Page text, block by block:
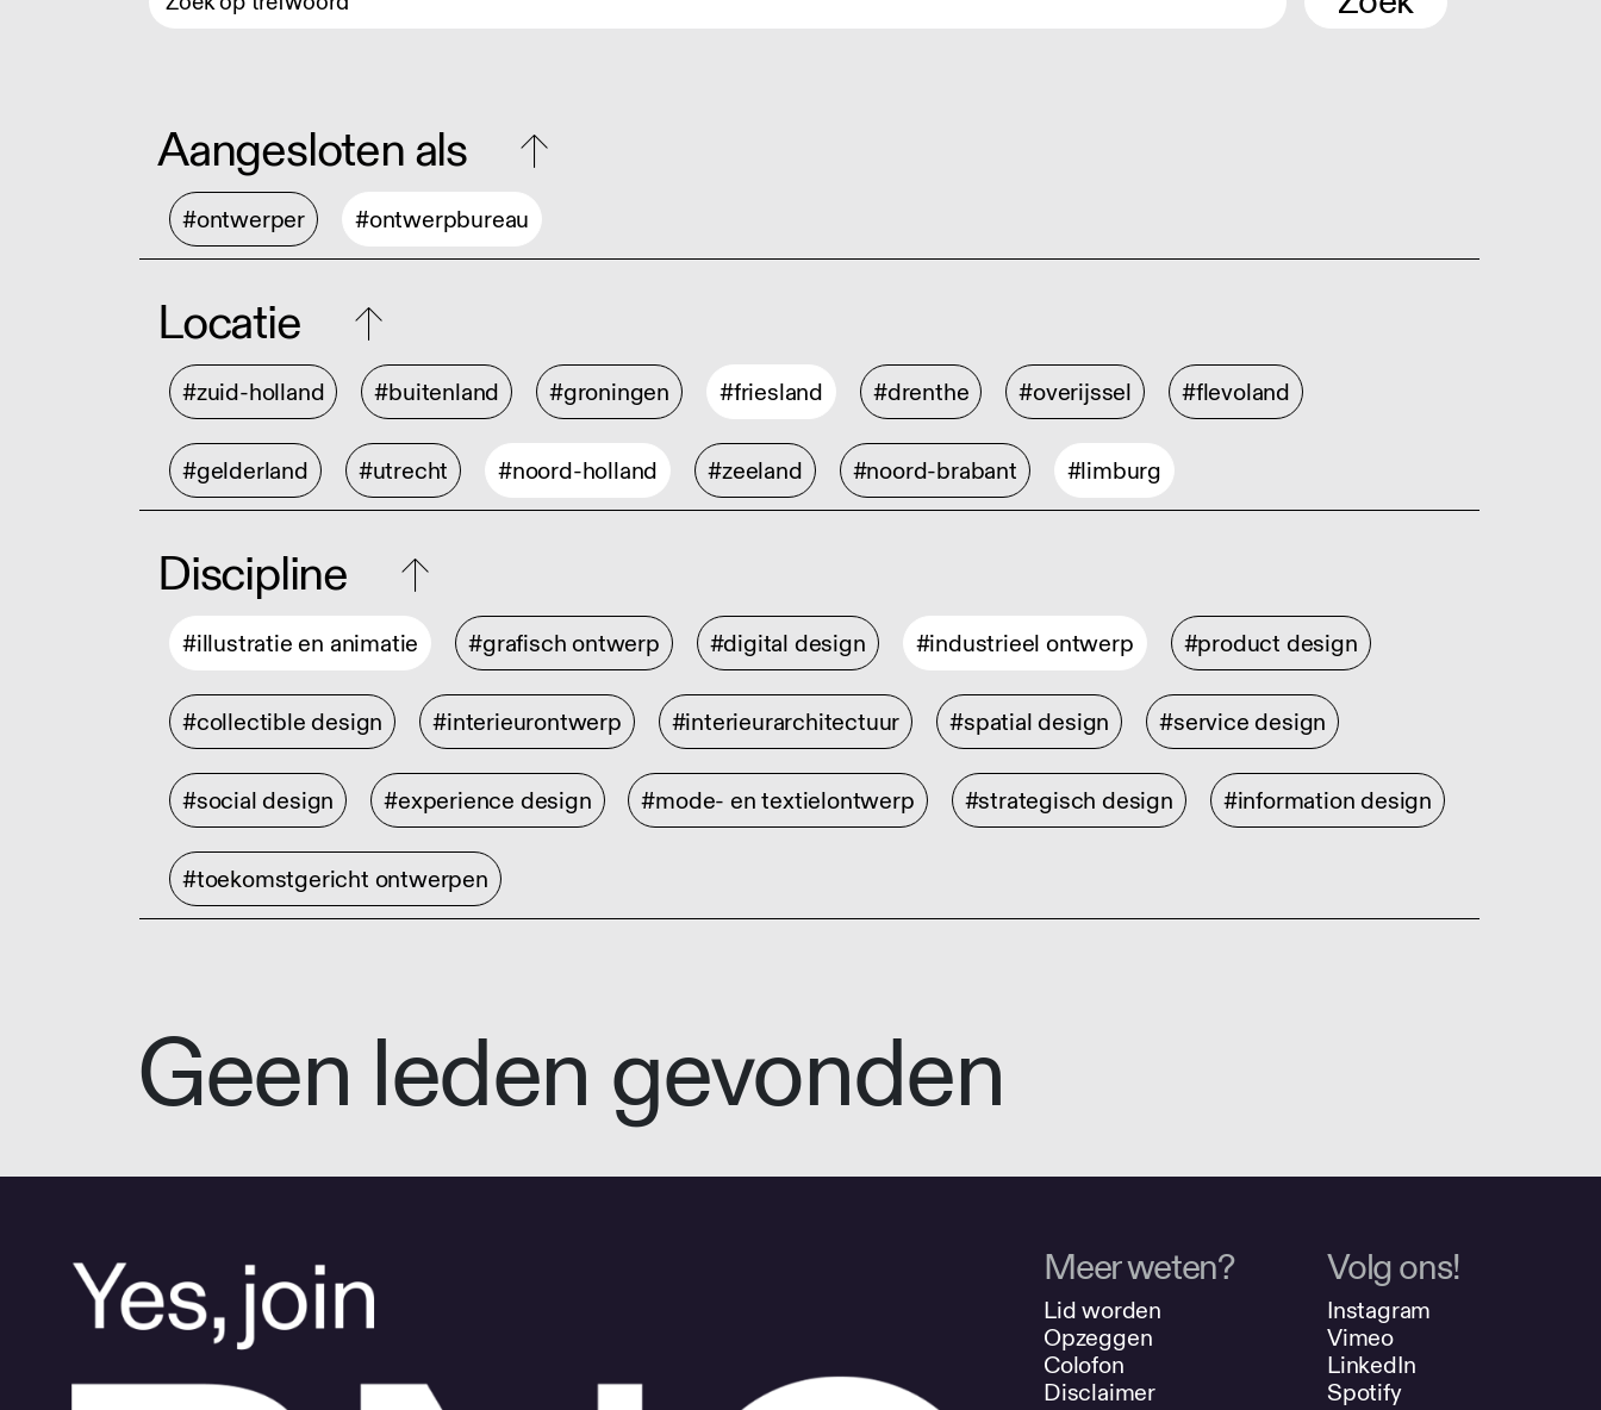
Aangesloten als
#ontwerper #ontwerpbureau
Locatie
#zuid-holland #buitenland #groningen #friesland #drenthe #overijssel #flevoland
#gelderland #utrecht #noord-holland #zeeland #noord-brabant #limburg
Discipline
#illustratie en animatie #grafisch ontwerp #digital design #industrieel ontwerp #product design
#collectible design #interieurontwerp #interieurarchitectuur #spatial design #service design
#social design #experience design #mode- en textielontwerp #strategisch design #information design
#toekomstgericht ontwerpen
Geen leden gevonden
Meer weten?
Lid worden
Opzeggen
Colofon
Disclaimer
Volg ons!
Instagram
Vimeo
LinkedIn
Spotify